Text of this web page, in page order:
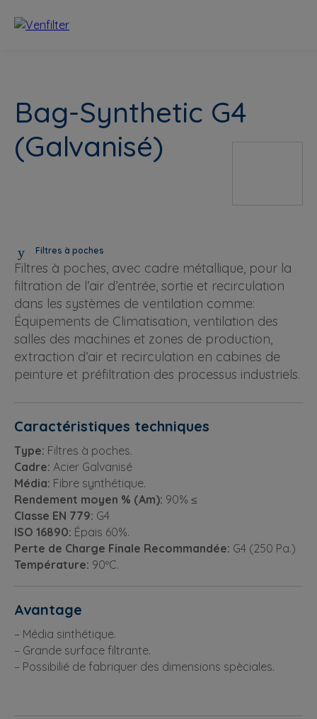
Filtres à poches
Filtres à poches, avec cadre métallique, pour la
filtration de l’air d’entrée, sortie et recirculation
dans les systèmes de ventilation comme:
Équipements de Climatisation, ventilation des
salles des machines et zones de production,
extraction d’air et recirculation en cabines de
peinture et préfiltration des processus industriels.
Caractéristiques techniques
Type: Filtres à poches.
Cadre: Acier Galvanisé
Média: Fibre synthétique.
Rendement moyen % (Am): 90% ≤
Classe EN 779: G4
ISO 16890: Épais 60%.
Perte de Charge Finale Recommandée: G4 (250 Pa.)
Température: 90ºC.
Avantage
– Média sinthétique.
– Grande surface filtrante.
– Possibilié de fabriquer des dimensions spèciales.
Bag-Synthetic G4
(Galvanisé)